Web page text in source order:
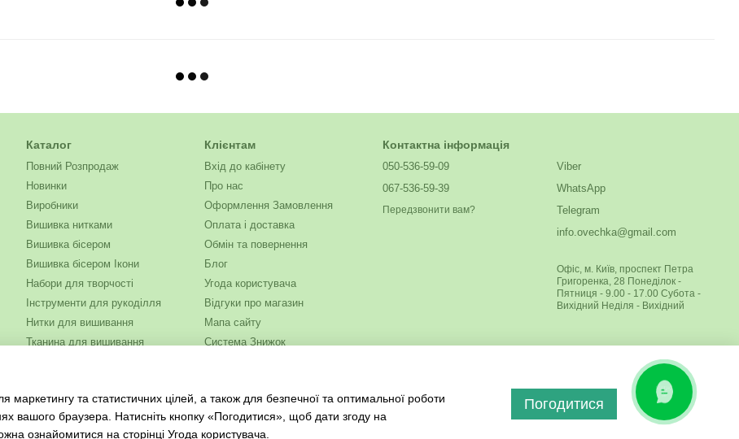
Каталог
Повний Розпродаж
Новинки
Виробники
Вишивка нитками
Вишивка бісером
Вишивка бісером Ікони
Набори для творчості
Інструменти для рукоділля
Нитки для вишивання
Тканина для вишивання
Журнали для рукоділля
Клієнтам
Вхід до кабінету
Про нас
Оформлення Замовлення
Оплата і доставка
Обмін та повернення
Блог
Угода користувача
Відгуки про магазин
Мапа сайту
Система Знижок
Контактна інформація
050-536-59-09
067-536-59-39
Передзвонити вам?
Viber
WhatsApp
Telegram
info.ovechka@gmail.com
Офіс, м. Київ, проспект Петра
Григоренка, 28 Понеділок -
Пятниця - 9.00 - 17.00 Субота -
Вихідний Неділя - Вихідний
та статистичних цілей, а також для безпечної та оптимальної роботи
вашого браузера. Натисніть кнопку «Погодитися», щоб дати згоду на
ознайомитися на сторінці Угода користувача
Погодитися
ОНЛАЙН
ЧАТ